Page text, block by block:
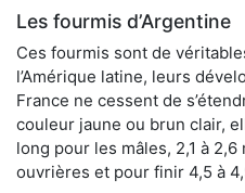
Les fourmis d’Argentine
Ces fourmis sont de
l’Amérique latine, leurs
France ne cessent de
couleur jaune ou brun clair,
long pour les mâles, 2,1 à
ouvrières et pour finir 4,5 à